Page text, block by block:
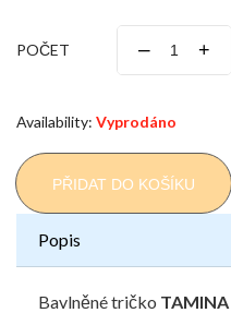
POČET – +
Availability: Vyprodáno
PŘIDAT DO KOŠÍKU
Popis
Bavlněné tričko TAMINA